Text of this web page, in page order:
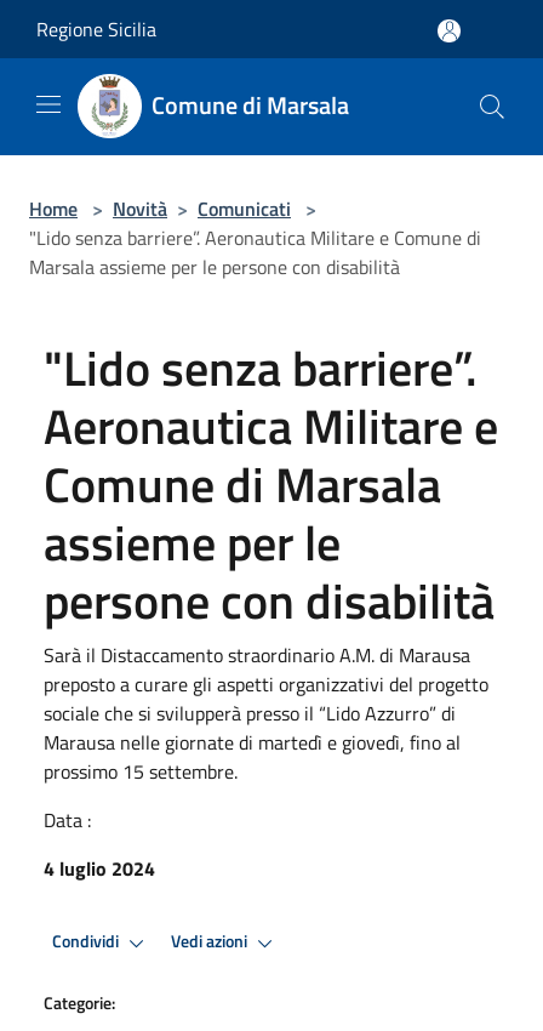
Regione Sicilia
Comune di Marsala
Home > Novità > Comunicati >
"Lido senza barriere”. Aeronautica Militare e Comune di
Marsala assieme per le persone con disabilità
"Lido senza barriere”.
Aeronautica Militare e
Comune di Marsala
assieme per le
persone con disabilità
Sarà il Distaccamento straordinario A.M. di Marausa
preposto a curare gli aspetti organizzativi del progetto
sociale che si svilupperà presso il “Lido Azzurro” di
Marausa nelle giornate di martedì e giovedì, fino al
prossimo 15 settembre.
Data :
4 luglio 2024
Condividi Vedi azioni
Categorie: